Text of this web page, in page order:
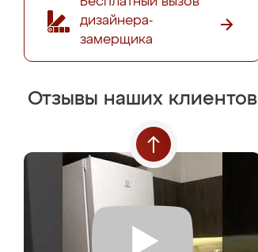
дизайнера-
замерщика
Отзывы наших клиентов